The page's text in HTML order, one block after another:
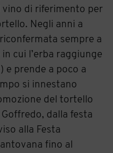
vino di riferimento per
Negli anni a
sempre a
cui l’erba raggiunge
e prende a poco a
si innestano
del tortello
dalla festa
alla Festa
fino al